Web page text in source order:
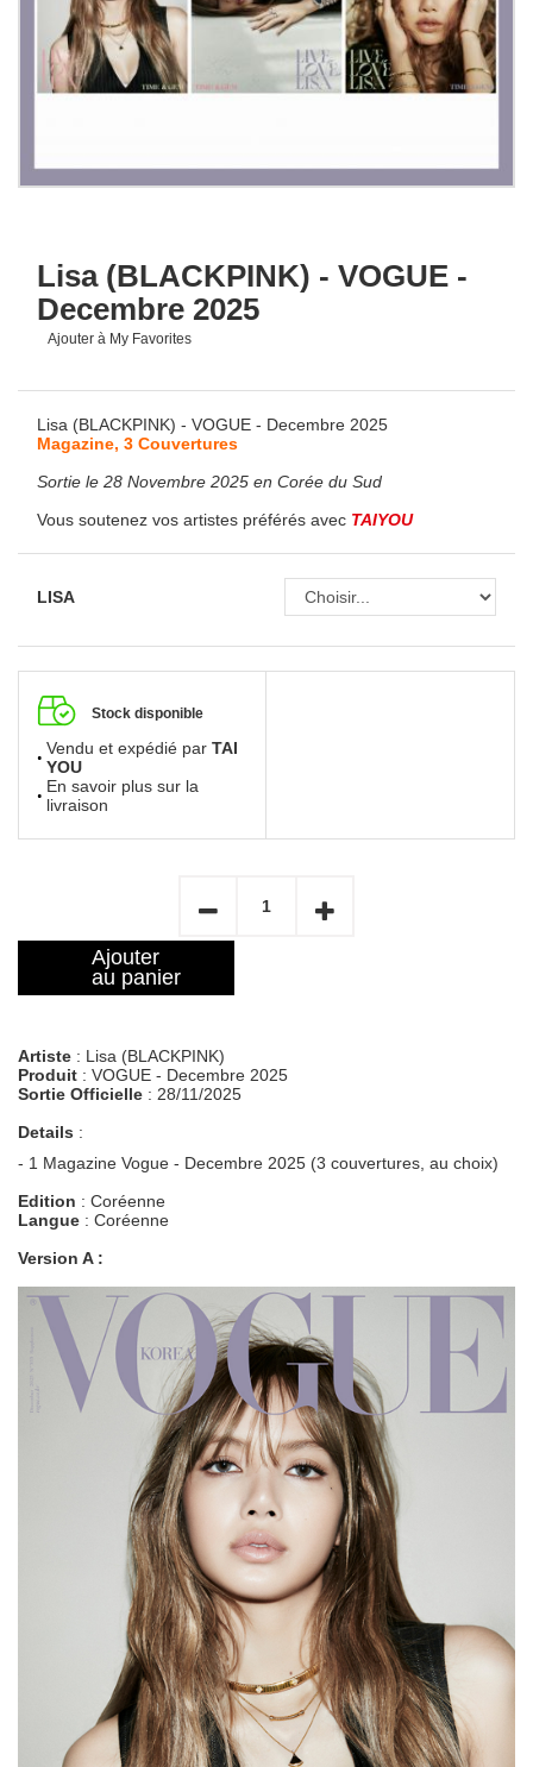
Lisa (BLACKPINK) - VOGUE -
Decembre 2025
Ajouter à My Favorites
Lisa (BLACKPINK) - VOGUE - Decembre 2025
Magazine, 3 Couvertures
Sortie le 28 Novembre 2025 en Corée du Sud
Vous soutenez vos artistes préférés avec TAIYOU
LISA
Stock disponible
Vendu et expédié par TAI
YOU
En savoir plus sur la
livraison
Ajouter
au panier
Artiste : Lisa (BLACKPINK)
Produit : VOGUE - Decembre 2025
Sortie Officielle : 28/11/2025
Details :
- 1 Magazine Vogue - Decembre 2025 (3 couvertures, au choix)
Edition : Coréenne
Langue : Coréenne
Version A :